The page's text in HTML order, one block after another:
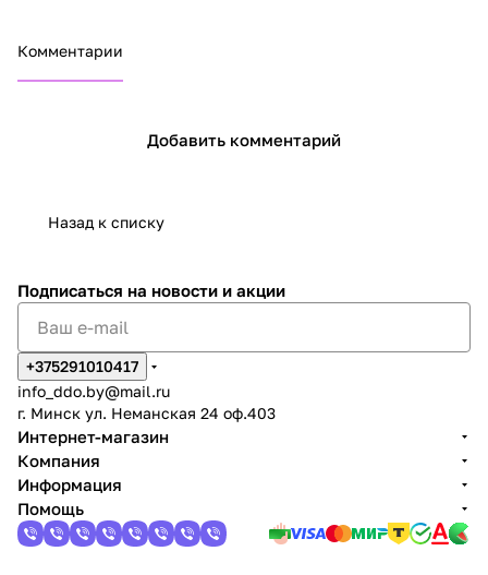
Комментарии
Добавить комментарий
Назад к списку
Подписаться на новости и акции
+375291010417
info_ddo.by@mail.ru
г. Минск ул. Неманская 24 оф.403
Интернет-магазин
Компания
Информация
Помощь